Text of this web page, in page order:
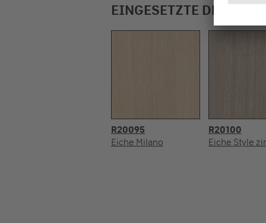
EINGESETZTE DEKORE
R20095
Eiche Milano
R20100
Eiche Style